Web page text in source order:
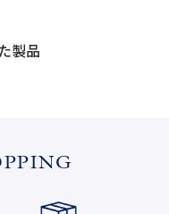
製品